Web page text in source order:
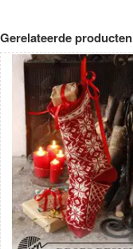
Gerelateerde producten